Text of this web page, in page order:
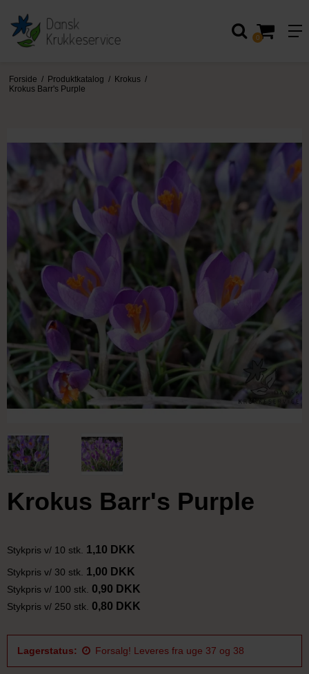
0
Forside / Produktkatalog / Krokus /
Krokus Barr's Purple
Krokus Barr's Purple
Stykpris v/ 10 stk. 1,10 DKK
Stykpris v/ 30 stk. 1,00 DKK
Stykpris v/ 100 stk. 0,90 DKK
Stykpris v/ 250 stk. 0,80 DKK
Lagerstatus: Forsalg! Leveres fra uge 37 og 38